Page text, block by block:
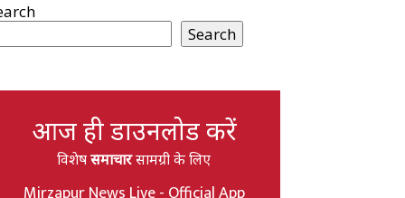
Search
आज ही डाउनलोड करें
विशेषसमाचारसामग्री के लिए